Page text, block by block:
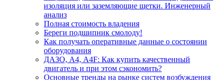
изоляция или заземляющие щетки. Инженерный
анализ
Полная стоимость владения
Береги подшипник смолоду!
Как получать оперативные данные о состоянии
оборудования
ДАЗО, А4, А4F: Как купить качественный
двигатель и при этом сэкономить?
Основные тренды на рынке систем возбуждения